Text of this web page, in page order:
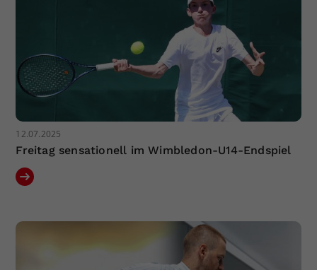
12.07.2025
Freitag sensationell im Wimbledon-U14-Endspiel